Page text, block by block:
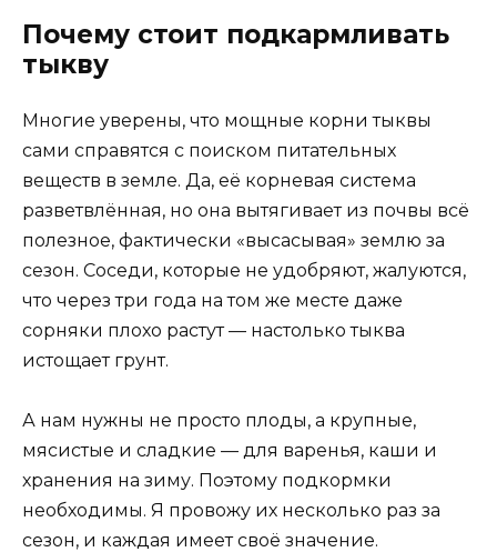
Почему стоит подкармливать
тыкву
Многие уверены, что мощные корни тыквы
сами справятся с поиском питательных
веществ в земле. Да, её корневая система
разветвлённая, но она вытягивает из почвы всё
полезное, фактически «высасывая» землю за
сезон. Соседи, которые не удобряют, жалуются,
что через три года на том же месте даже
сорняки плохо растут — настолько тыква
истощает грунт.
А нам нужны не просто плоды, а крупные,
мясистые и сладкие — для варенья, каши и
хранения на зиму. Поэтому подкормки
необходимы. Я провожу их несколько раз за
сезон, и каждая имеет своё значение.